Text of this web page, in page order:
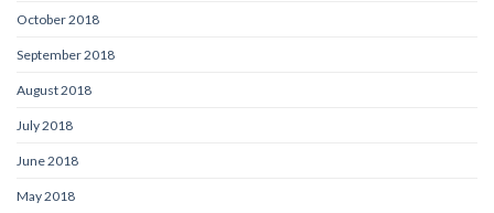
October 2018
September 2018
August 2018
July 2018
June 2018
May 2018